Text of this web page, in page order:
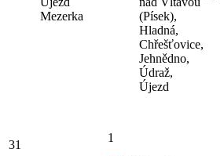
Mezerka
(Písek),
Hladná,
Chřešťovice,
Jehnědno,
Údraž,
Újezd
31
1